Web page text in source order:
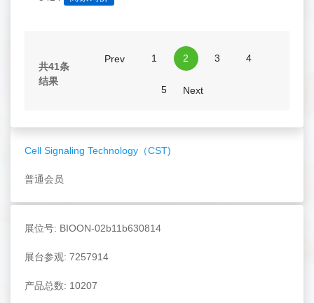
Cell Signaling Technology（CST)
普通会员
展位号: BIOON-02b11b630814
展台参观: 7257914
产品总数: 10207
共41条
结果
Prev 1 2 3 4
5 Next